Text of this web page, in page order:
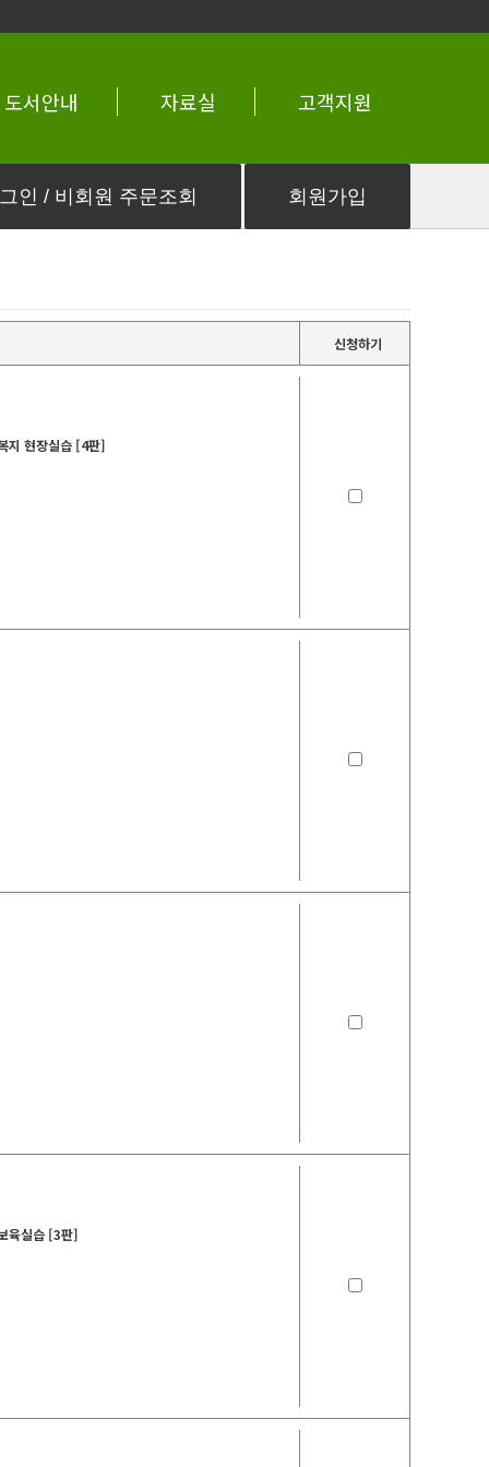
도서안내 자료실 고객지원
신청하기
지 현장실습 [4판]
육실습 [3판]